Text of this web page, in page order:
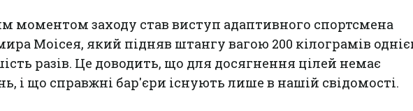
моментом заходу став виступ адаптивного спортсмена
Моісея, який підняв штангу вагою 200 кілограмів
разів. Це доводить, що для досягнення цілей немає
і що справжні бар'єри існують лише в нашій свідомості.